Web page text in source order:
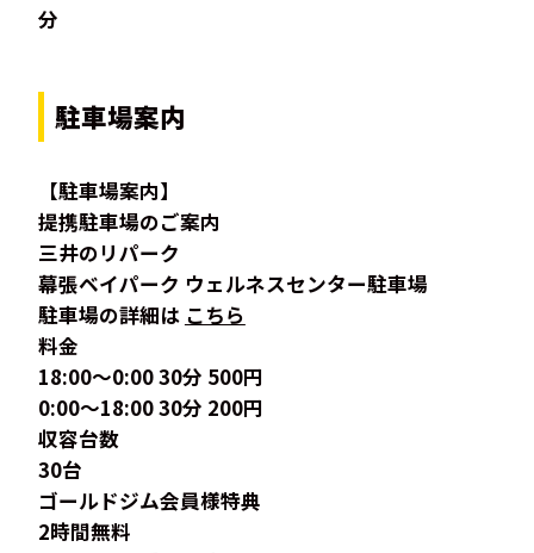
分
駐車場案内
【駐車場案内】
提携駐車場のご案内
三井のリパーク
幕張ベイパーク ウェルネスセンター駐車場
駐車場の詳細は こちら
料金
18:00～0:00 30分 500円
0:00～18:00 30分 200円
収容台数
30台
ゴールドジム会員様特典
2時間無料